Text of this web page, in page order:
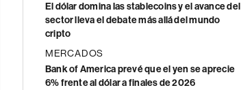
El dólar domina las stablecoins y el avance del
sector lleva el debate más allá del mundo
cripto
MERCADOS
Bank of America prevé que el yen se aprecie
6% frente al dólar a finales de 2026